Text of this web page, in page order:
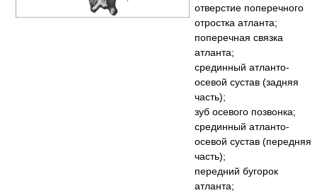
отверстие поперечного
отростка атланта;
поперечная связка
атланта;
срединный атланто-
осевой сустав (задняя
часть);
зуб осевого позвонка;
срединный атланто-
осевой сустав (передняя
часть);
передний бугорок
атланта;